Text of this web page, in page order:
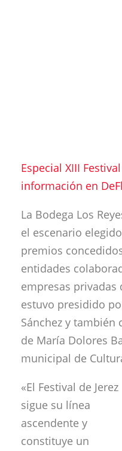
Especial XIII
información en
La Bodega Los
el escenario
premios
entidades
empresas privadas
estuvo presidido
Sánchez y también
de María Dolores
municipal de
«El Festival de Jerez
sigue su línea
ascendente y
constituye un